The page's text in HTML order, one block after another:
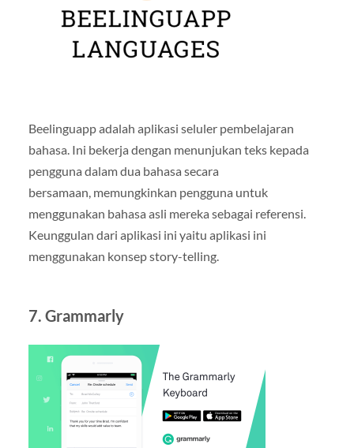
Beelinguapp adalah aplikasi seluler pembelajaran
bahasa. Ini bekerja dengan menunjukan teks kepada
pengguna dalam dua bahasa secara
bersamaan, memungkinkan pengguna untuk
menggunakan bahasa asli mereka sebagai referensi.
Keunggulan dari aplikasi ini yaitu aplikasi ini
menggunakan konsep story-telling.
7. Grammarly